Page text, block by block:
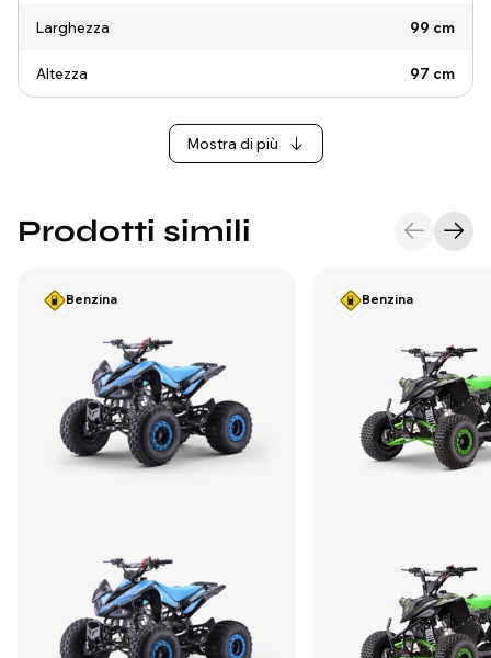
Larghezza 99 cm
Altezza 97 cm
Mostra di più
Prodotti simili
Benzina Benzina